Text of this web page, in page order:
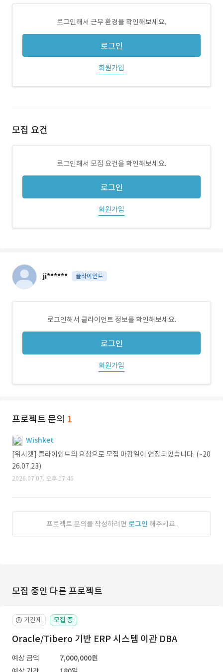
로그인해서 근무 환경을 확인해보세요.
로그인
회원가입
모집 요건
로그인해서 모집 요건을 확인해보세요.
로그인
회원가입
ji****** 클라이언트
로그인해서 클라이언트 정보를 확인해보세요.
로그인
회원가입
프로젝트 문의 1
Wishket
[위시켓] 클라이언트의 요청으로 모집 마감일이 연장되었습니다. (~20
26.07.23)
2026.07.07. 오후 17:46
프로젝트 문의를 작성하려면 로그인 해주세요.
모집 중인 다른 프로젝트
🕒 기간제 모집 중
Oracle/Tibero 기반 ERP 시스템 이관 DBA
예상 금액
7,000,000원